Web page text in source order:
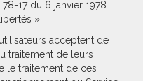
17 du 6 janvier 1978
».
acceptent de
traitement de leurs
le traitement de ces